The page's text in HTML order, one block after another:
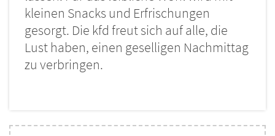
kleinen Snacks und Erfrischungen
gesorgt. Die kfd freut sich auf alle, die
Lust haben, einen geselligen Nachmittag
zu verbringen.